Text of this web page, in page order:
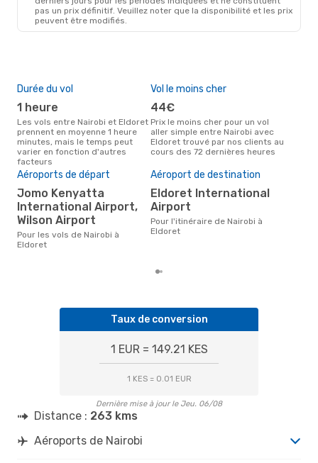
pas un prix définitif. Veuillez noter que la disponibilité et les prix
peuvent être modifiés.
Durée du vol
1 heure
Les vols entre Nairobi et Eldoret
prennent en moyenne 1 heure
minutes, mais le temps peut
varier en fonction d'autres
facteurs
Vol le moins cher
44€
Prix le moins cher pour un vol
aller simple entre Nairobi avec
Eldoret trouvé par nos clients au
cours des 72 dernières heures
Aéroports de départ
Jomo Kenyatta
International Airport,
Wilson Airport
Pour les vols de Nairobi à
Eldoret
Aéroport de destination
Eldoret International
Airport
Pour l'itinéraire de Nairobi à
Eldoret
Taux de conversion
1 EUR = 149.21 KES
1 KES = 0.01 EUR
Dernière mise à jour le Jeu. 06/08
Distance : 263 kms
Aéroports de Nairobi